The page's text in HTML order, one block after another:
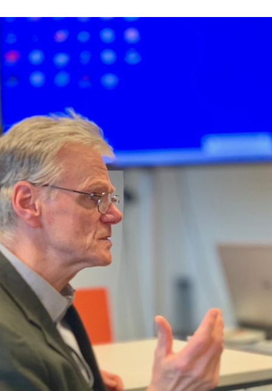
FONTANE UND SCHULE
FONTANE-
FORSCHER*INNEN
FONTANE-INSTITUTIONEN
FONTANE-
LEBENSSTATIONEN
FONTANE-ORTE
FONTANE-PROJEKTE